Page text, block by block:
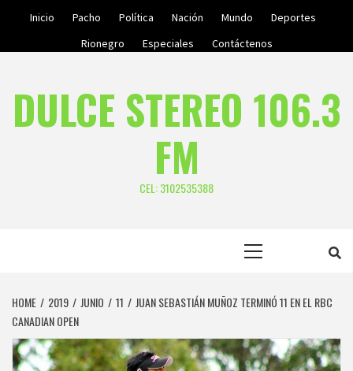
Inicio Pacho Política Nación Mundo
Deportes
Rionegro
Especiales Contáctenos
DULCE STEREO 106.3
FM
CEL: 3102535388
HOME 2019 JUNIO 11
JUAN SEBASTIÁN MUÑOZ TERMINÓ 11 EN EL RBC
CANADIAN OPEN